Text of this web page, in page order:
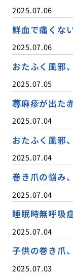
2025.07.06
鮮血で痛くな
2025.07.06
おたふく風邪
2025.07.05
蕁麻疹が出た
2025.07.04
おたふく風邪
2025.07.04
巻き爪の悩み
2025.07.04
睡眠時無呼吸
2025.07.04
子供の巻き爪
2025.07.03